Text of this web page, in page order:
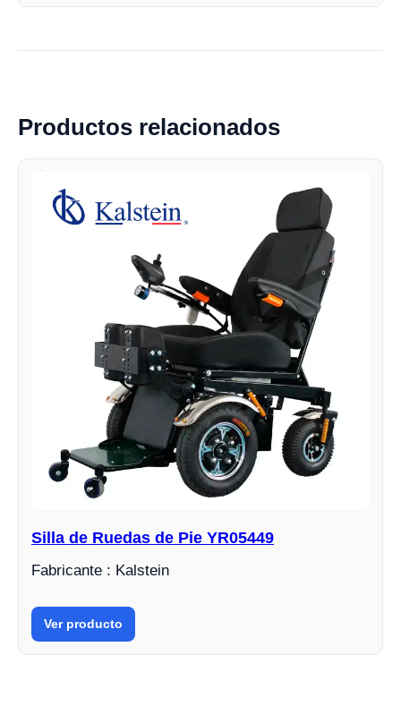
Productos relacionados
Silla de Ruedas de Pie YR05449
Fabricante : Kalstein
Ver producto